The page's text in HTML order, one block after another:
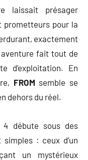
laissait présager
prometteurs pour la
exactement
fait tout de
d’exploitation. En
FROM semble se
dehors du réel.
débute sous des
: ceux d’un
un mystérieux